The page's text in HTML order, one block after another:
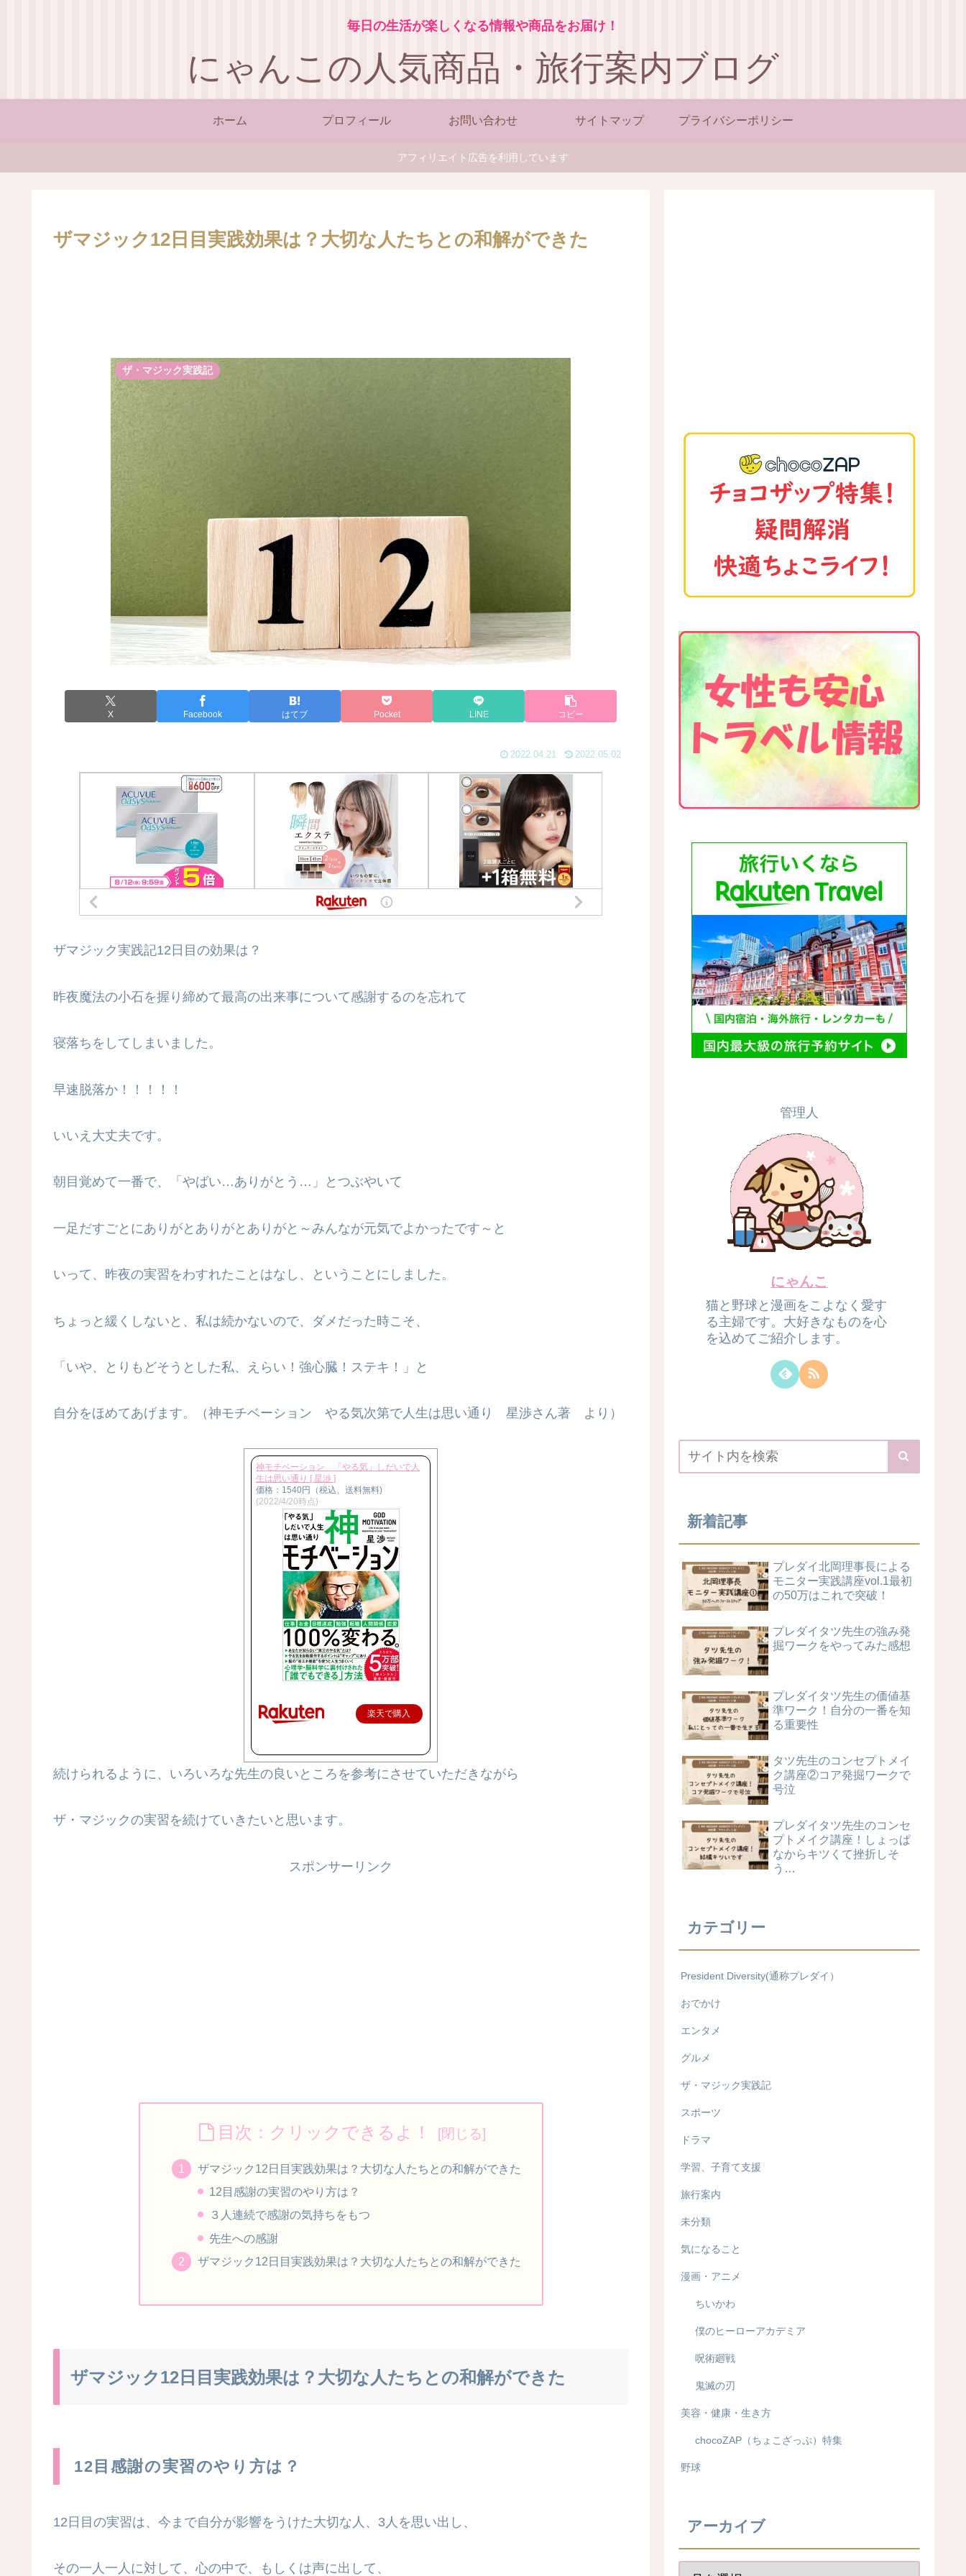
毎日の生活が楽しくなる情報や商品をお届け！
にゃんこの人気商品・旅行案内ブログ
ホーム プロフィール お問い合わせ サイトマップ プライバシーポリシー
アフィリエイト広告を利用しています
ザマジック12日目実践効果は？大切な人たちとの和解ができた
ザ・マジック実践記
X Facebook はてブ Pocket LINE コピー
2022.04.21 2022.05.02
ザマジック実践記12日目の効果は？
昨夜魔法の小石を握り締めて最高の出来事について感謝するのを忘れて
寝落ちをしてしまいました。
早速脱落か！！！！！
いいえ大丈夫です。
朝目覚めて一番で、「やばい…ありがとう…」とつぶやいて
一足だすごとにありがとありがとありがと～みんなが元気でよかったです～と
いって、昨夜の実習をわすれたことはなし、ということにしました。
ちょっと緩くしないと、私は続かないので、ダメだった時こそ、
「いや、とりもどそうとした私、えらい！強心臓！ステキ！」と
自分をほめてあげます。（神モチベーション やる気次第で人生は思い通り 星渉さん著 より）
神モチベーション 「やる気」しだいで人
生は思い通り [ 星渉 ]
価格：1540円（税込、送料無料)
(2022/4/20時点)
楽天で購入
続けられるように、いろいろな先生の良いところを参考にさせていただきながら
ザ・マジックの実習を続けていきたいと思います。
スポンサーリンク
目次：クリックできるよ！
ザマジック12日目実践効果は？大切な人たちとの和解ができた
12目感謝の実習のやり方は？
３人連続で感謝の気持ちをもつ
先生への感謝
ザマジック12日目実践効果は？大切な人たちとの和解ができた
ザマジック12日目実践効果は？大切な人たちとの和解ができた
12目感謝の実習のやり方は？
12日目の実習は、今まで自分が影響をうけた大切な人、3人を思い出し、
その一人一人に対して、心の中で、もしくは声に出して、
管理人
にゃんこ
猫と野球と漫画をこよなく愛す
る主婦です。大好きなものを心
を込めてご紹介します。
新着記事
プレダイ北岡理事長による
モニター実践講座vol.1最初
の50万はこれで突破！
プレダイタツ先生の強み発
掘ワークをやってみた感想
プレダイタツ先生の価値基
準ワーク！自分の一番を知
る重要性
タツ先生のコンセプトメイ
ク講座②コア発掘ワークで
号泣
プレダイタツ先生のコンセ
プトメイク講座！しょっぱ
なからキツくて挫折しそ
う…
カテゴリー
President Diversity(通称プレダイ）
おでかけ
エンタメ
グルメ
ザ・マジック実践記
スポーツ
ドラマ
学習、子育て支援
旅行案内
未分類
気になること
漫画・アニメ
ちいかわ
僕のヒーローアカデミア
呪術廻戦
鬼滅の刃
美容・健康・生き方
chocoZAP（ちょこざっぷ）特集
野球
アーカイブ